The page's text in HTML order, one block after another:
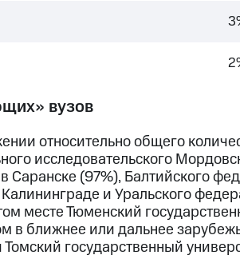
вузов
относительно общего
исследовательского
Саранске (97%), Балтийского
и Уральского
месте Тюменский
в ближнее или дальнее
государственный